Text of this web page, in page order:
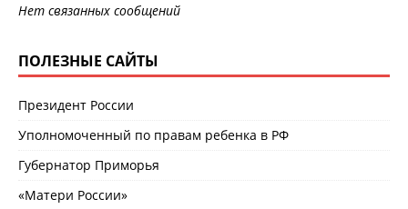
Нет связанных сообщений
ПОЛЕЗНЫЕ САЙТЫ
Президент России
Уполномоченный по правам ребенка в РФ
Губернатор Приморья
«Матери России»